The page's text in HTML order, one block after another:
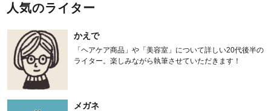
人気のライター
かえで
「ヘアケア商品」や「美容室」について詳しい20代後半の
ライター。楽しみながら執筆させていただきます！
メガネ